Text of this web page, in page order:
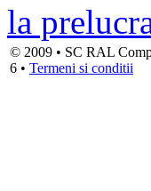
la
© 2009 • SC RAL
6 • Termeni si conditii